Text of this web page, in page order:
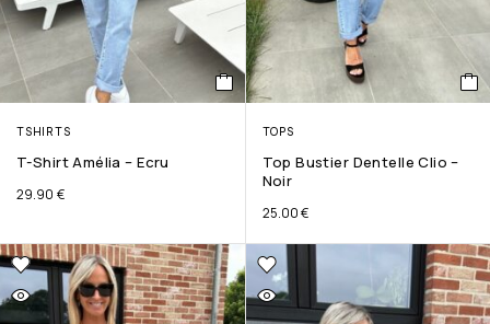
TSHIRTS
T-Shirt Amélia – Ecru
29.90 €
TOPS
Top Bustier Dentelle Clio –
Noir
25.00€